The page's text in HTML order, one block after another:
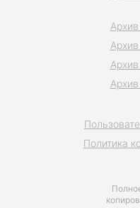
Политика